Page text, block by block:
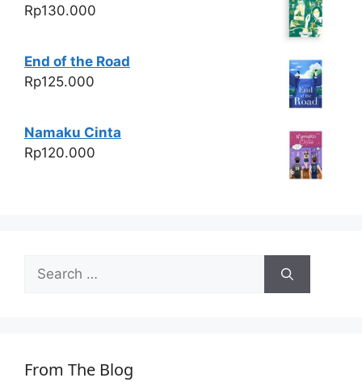
Rp130.000
End of the Road
Rp125.000
Namaku Cinta
Rp120.000
Search
for:
From The Blog